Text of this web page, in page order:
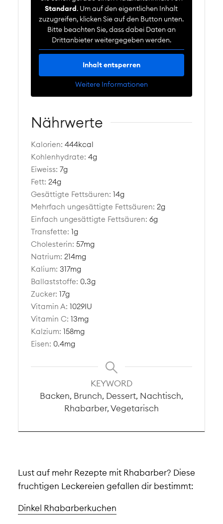
Standard. Um auf den eigentlichen Inhalt
zuzugreifen, klicken Sie auf den Button unten.
Bitte beachten Sie, dass dabei Daten an
Drittanbieter weitergegeben werden.
Inhalt entsperren
Weitere Informationen
Nährwerte
Kalorien:444kcal
Kohlenhydrate:4g
Eiweiss:7g
Fett:24g
Gesättigte Fettsäuren:14g
Mehrfach ungesättigte Fettsäuren:2g
Einfach ungesättigte Fettsäuren:6g
Transfette:1g
Cholesterin:57mg
Natrium:214mg
Kalium:317mg
Ballaststoffe: 0.3g
Zucker:17g
Vitamin A:1029IU
Vitamin C:13mg
Kalzium:158mg
Eisen: 0.4mg
KEYWORD
Backen, Brunch, Dessert, Nachtisch,
Rhabarber, Vegetarisch
Lust auf mehr Rezepte mit Rhabarber? Diese
fruchtigen Leckereien gefallen dir bestimmt:
Dinkel Rhabarberkuchen